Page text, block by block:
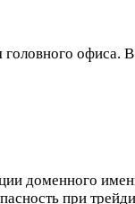
доменного
при